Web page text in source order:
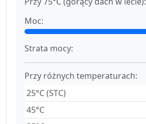
Moc:
Strata mocy:
Przy różnych temperaturach:
25°C (STC)
45°C